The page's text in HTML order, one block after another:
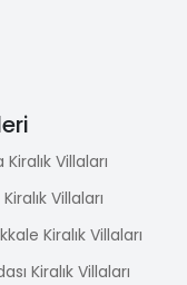
Villaları
Villaları
Kiralık Villaları
Kiralık Villaları